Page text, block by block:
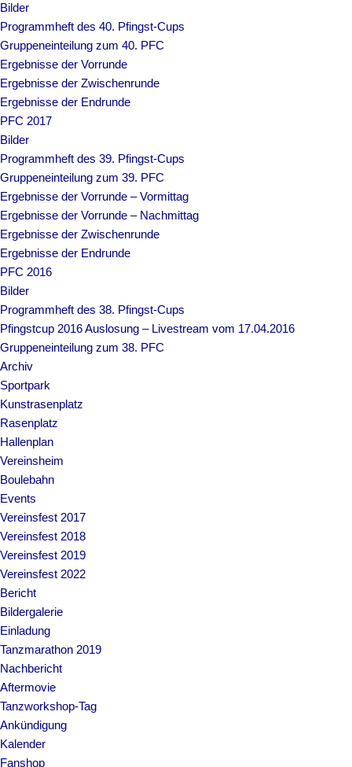
Bilder
Programmheft des 40. Pfingst-Cups
Gruppeneinteilung zum 40. PFC
Ergebnisse der Vorrunde
Ergebnisse der Zwischenrunde
Ergebnisse der Endrunde
PFC 2017
Bilder
Programmheft des 39. Pfingst-Cups
Gruppeneinteilung zum 39. PFC
Ergebnisse der Vorrunde – Vormittag
Ergebnisse der Vorrunde – Nachmittag
Ergebnisse der Zwischenrunde
Ergebnisse der Endrunde
PFC 2016
Bilder
Programmheft des 38. Pfingst-Cups
Pfingstcup 2016 Auslosung – Livestream vom 17.04.2016
Gruppeneinteilung zum 38. PFC
Archiv
Sportpark
Kunstrasenplatz
Rasenplatz
Hallenplan
Vereinsheim
Boulebahn
Events
Vereinsfest 2017
Vereinsfest 2018
Vereinsfest 2019
Vereinsfest 2022
Bericht
Bildergalerie
Einladung
Tanzmarathon 2019
Nachbericht
Aftermovie
Tanzworkshop-Tag
Ankündigung
Kalender
Fanshop